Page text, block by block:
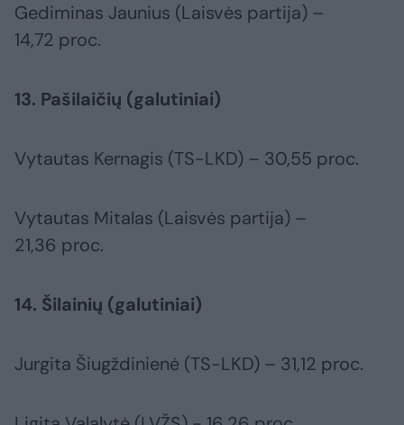
Gediminas Jaunius (Laisvės partija) –
14,72 proc.
13. Pašilaičių (galutiniai)
Vytautas Kernagis (TS-LKD) – 30,55 proc.
Vytautas Mitalas (Laisvės partija) –
21,36 proc.
14. Šilainių (galutiniai)
Jurgita Šiugždinienė (TS-LKD) – 31,12 proc.